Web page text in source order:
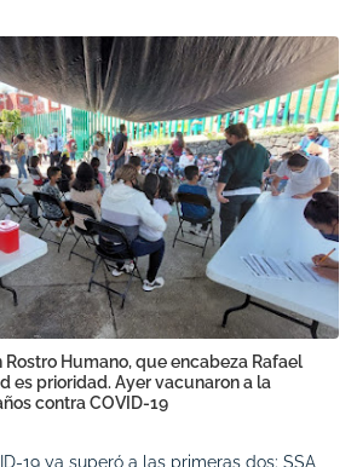
Rostro Humano, que encabeza Rafael
es prioridad. Ayer vacunaron a la
contra COVID-19